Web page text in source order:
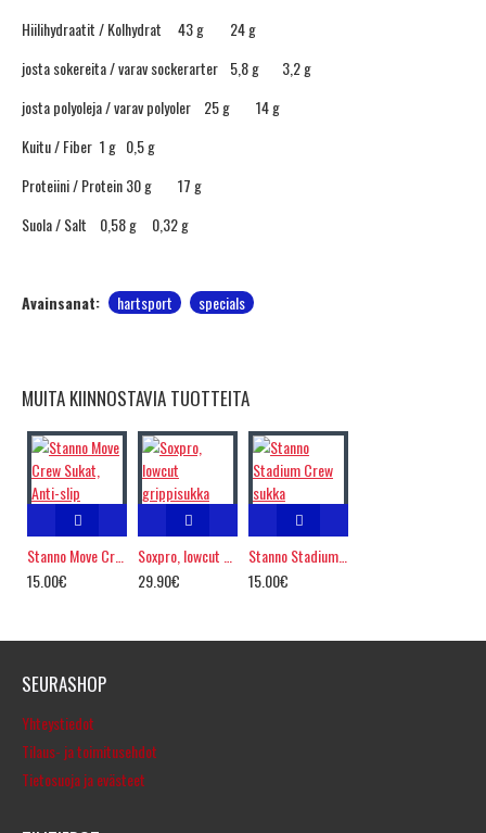
Hiilihydraatit / Kolhydrat
43 g
24 g
josta sokereita / varav sockerarter 5,8 g
3,2 g
josta polyoleja / varav polyoler
25 g
14 g
Kuitu / Fiber 1 g 0,5 g
Proteiini / Protein30 g
17 g
Suola / Salt
0,58 g 0,32 g
Avainsanat: hartsport specials
MUITA KIINNOSTAVIA TUOTTEITA
15.00€
29.90€
Stanno Stadium Crew sukka
15.00€
SEURASHOP
Yhteystiedot
Tilaus- ja toimitusehdot
Tietosuoja ja evästeet